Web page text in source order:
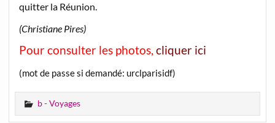
quitter la Réunion.
(Christiane Pires)
Pour consulter les photos,cliquer ici
(mot de passe si demandé: urclparisidf)
b - Voyages